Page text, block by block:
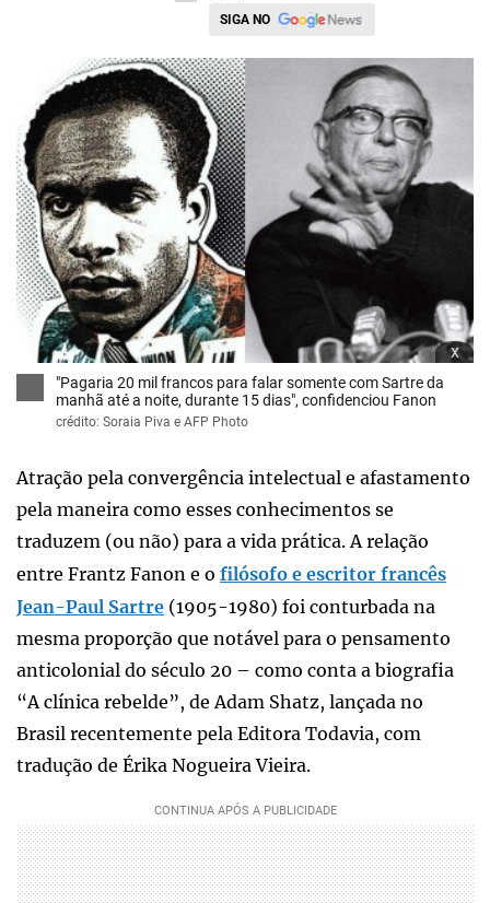
SIGA NO
x
"Pagaria 20 mil francos para falar somente com Sartre da
manhã até a noite, durante 15 dias", confidenciou Fanon
crédito: Soraia Piva e AFP Photo
Atração pela convergência intelectual e afastamento
pela maneira como esses conhecimentos se
traduzem (ou não) para a vida prática. A relação
entre Frantz Fanon e o filósofo e escritor francês
Jean-Paul Sartre (1905-1980) foi conturbada na
mesma proporção que notável para o pensamento
anticolonial do século 20 – como conta a biografia
“A clínica rebelde”, de Adam Shatz, lançada no
Brasil recentemente pela Editora Todavia, com
tradução de Érika Nogueira Vieira.